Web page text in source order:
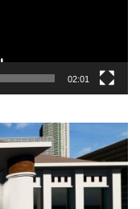
02:01